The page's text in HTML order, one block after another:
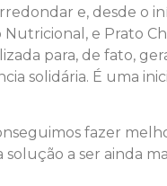
e, desde o
Nutricional, e Prato
para, de fato,
solidária. É uma
fazer
a ser ainda